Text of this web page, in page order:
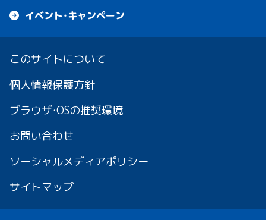
イベント・キャンペーン
このサイトについて
個人情報保護方針
ブラウザ・OSの推奨環境
お問い合わせ
ソーシャルメディアポリシー
サイトマップ